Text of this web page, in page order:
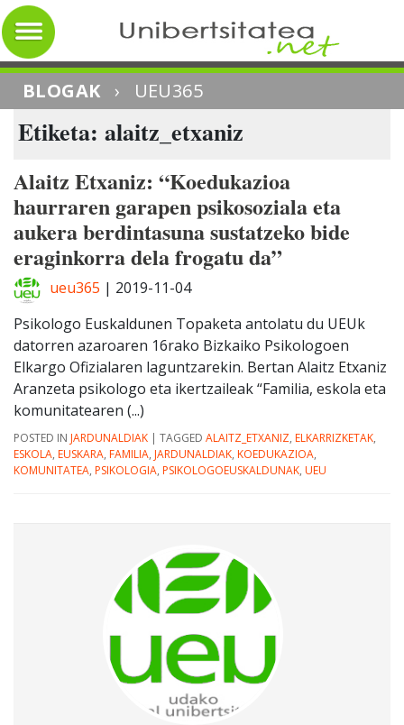
BLOGAK › UEU365
Etiketa: alaitz_etxaniz
Alaitz Etxaniz: “Koedukazioa
haurraren garapen psikosoziala eta
aukera berdintasuna sustatzeko bide
eraginkorra dela frogatu da”
ueu365 | 2019-11-04
Psikologo Euskaldunen Topaketa antolatu du UEUk
datorren azaroaren 16rako Bizkaiko Psikologoen
Elkargo Ofizialaren laguntzarekin. Bertan Alaitz Etxaniz
Aranzeta psikologo eta ikertzaileak “Familia, eskola eta
komunitatearen (...)
POSTED IN JARDUNALDIAK | TAGGED ALAITZ_ETXANIZ, ELKARRIZKETAK,
ESKOLA, EUSKARA, FAMILIA, JARDUNALDIAK, KOEDUKAZIOA,
KOMUNITATEA, PSIKOLOGIA, PSIKOLOGOEUSKALDUNAK, UEU